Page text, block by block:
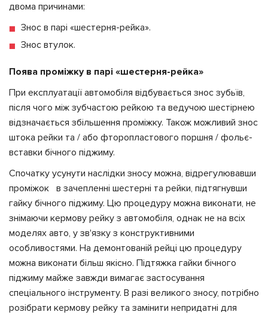
двома причинами:
Знос в парі «шестерня-рейка».
Знос втулок.
Поява проміжку в парі «шестерня-рейка»
При експлуатації автомобіля відбувається знос зубьїв,
після чого між зубчастою рейкою та ведучою шестірнею
відзначається збільшення проміжку. Також можливий знос
штока рейки та / або фторопластового поршня / фольє-
вставки бічного піджиму.
Спочатку усунути наслідки зносу можна, відрегулювавши
проміжок в зачепленні шестерні та рейки, підтягнувши
гайку бічного піджиму. Цю процедуру можна виконати, не
знімаючи кермову рейку з автомобіля, однак не на всіх
моделях авто, у зв'язку з конструктивними
особливостями. На демонтованій рейці цю процедуру
можна виконати більш якісно. Підтяжка гайки бічного
піджиму майже завжди вимагає застосування
спеціального інструменту. В разі великого зносу, потрібно
розібрати кермову рейку та замінити непридатні для